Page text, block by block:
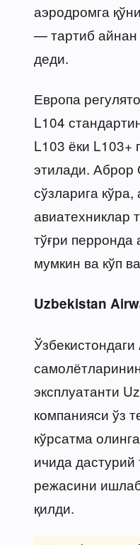
аэродромга
— тартиб
деди.
Европа
L104
L103 ёки L103+
этилади. Аброр
сўзларига
авиатехниклар
тўғри
мумкин ва кўп
Uzbekistan
эксплуатанти
компанияси ўз
кўрсатма
ичида
режасини
қилди.